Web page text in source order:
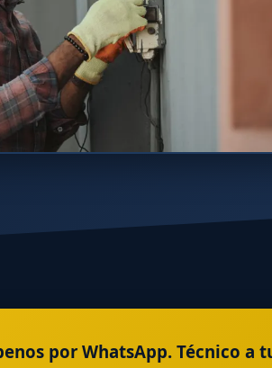
por WhatsApp. Técnico a tu